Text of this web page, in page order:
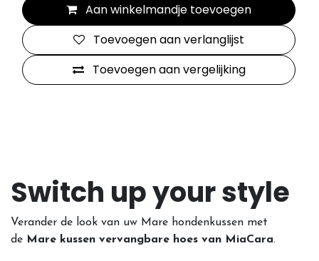
Aan winkelmandje toevoegen
Toevoegen aan vergelijking
Toevoegen aan verlanglijst
Switch up your style
Verander de look van uw Mare hondenkussen met
de Mare kussen vervangbare hoes van MiaCara.